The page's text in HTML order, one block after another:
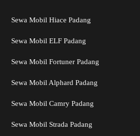
Sewa Mobil Hiace Padang
Sewa Mobil ELF Padang
Sewa Mobil Fortuner Padang
Sewa Mobil Alphard Padang
Sewa Mobil Camry Padang
Sewa Mobil Strada Padang